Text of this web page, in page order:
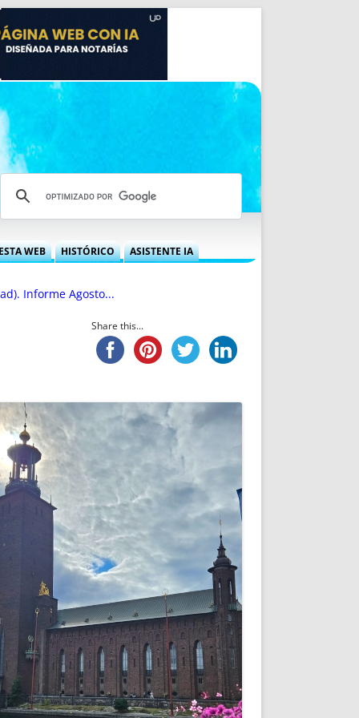
IRPF
WEB
IDEARIO WEB
PREMIO NYR
NUEVA ETAPA
POLÍTICA DE PRIVACIDAD
AVISO LEGAL
REPORTAR INCIDENCIA
LOGOTIPO
ENTREVISTAS
SONRISA
ENVÍA CORREO
CANALES DE VÍDEO
HISTÓRICO ASISTENTE IA
Informe Agosto...
Share this...